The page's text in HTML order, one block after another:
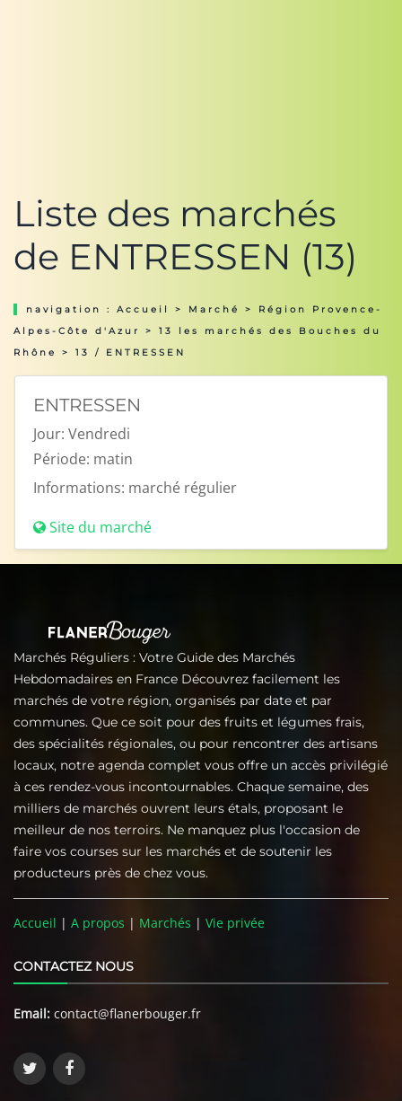
Liste des marchés
de ENTRESSEN (13)
navigation : Accueil > Marché > Région Provence-
Alpes-Côte d'Azur
> 13 les marchés des Bouches du
Rhône
> 13 / ENTRESSEN
ENTRESSEN
Jour: Vendredi
Période: matin
Informations: marché régulier
Site du marché
Marchés Réguliers : Votre Guide des Marchés
Hebdomadaires en France Découvrez facilement les
marchés de votre région, organisés par date et par
communes. Que ce soit pour des fruits et légumes frais,
des spécialités régionales, ou pour rencontrer des artisans
locaux, notre agenda complet vous offre un accès privilégié
à ces rendez-vous incontournables. Chaque semaine, des
milliers de marchés ouvrent leurs étals, proposant le
meilleur de nos terroirs. Ne manquez plus l'occasion de
faire vos courses sur les marchés et de soutenir les
producteurs près de chez vous.
Accueil | A propos | Marchés | Vie privée
CONTACTEZ NOUS
Email: contact@flanerbouger.fr